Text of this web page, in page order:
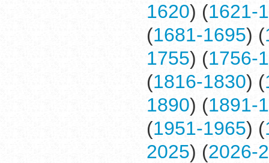
1620) (1621-
(1681-1695) (
1755) (1756-
(1816-1830) (
1890) (1891-
(1951-1965) (
2025) (2026-